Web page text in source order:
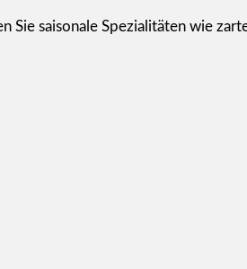
saisonale Spezialitäten wie